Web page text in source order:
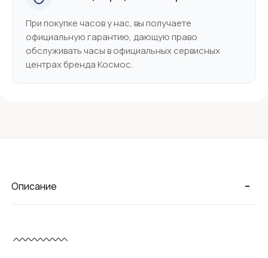
При покупке часов у нас, вы получаете
официальную гарантию, дающую право
обслуживать часы в официальных сервисных
центрах бренда Космос.
-
Описание